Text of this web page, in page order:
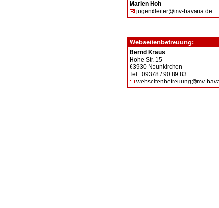
Marlen Hoh
jugendleiter@mv-bavaria.de
Webseitenbetreuung:
Bernd Kraus
Hohe Str. 15
63930 Neunkirchen
Tel.: 09378 / 90 89 83
webseitenbetreuung@mv-